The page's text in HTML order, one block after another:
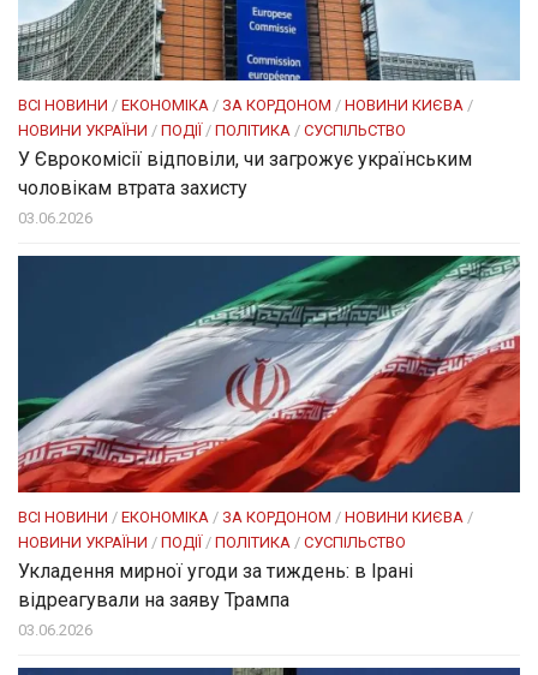
ВСІ НОВИНИ / ЕКОНОМІКА / ЗА КОРДОНОМ / НОВИНИ КИЄВА /
НОВИНИ УКРАЇНИ / ПОДІЇ / ПОЛІТИКА / СУСПІЛЬСТВО
У Єврокомісії відповіли, чи загрожує українським
чоловікам втрата захисту
03.06.2026
ВСІ НОВИНИ / ЕКОНОМІКА / ЗА КОРДОНОМ / НОВИНИ КИЄВА /
НОВИНИ УКРАЇНИ / ПОДІЇ / ПОЛІТИКА / СУСПІЛЬСТВО
Укладення мирної угоди за тиждень: в Ірані
відреагували на заяву Трампа
03.06.2026